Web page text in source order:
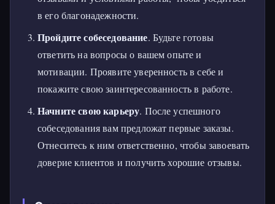
в его благонадежности.
Пройдите собеседование. Будьте готовы
ответить на вопросы о вашем опыте и
мотивации. Проявите уверенность в себе и
покажите свою заинтересованность в работе.
Начните свою карьеру. После успешного
собеседования вам предложат первые заказы.
Отнеситесь к ним ответственно, чтобы завоевать
доверие клиентов и получить хорошие отзывы.